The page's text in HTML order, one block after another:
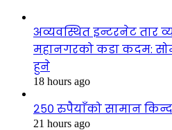
अव्यवस्थित इन्टरनेट तार
महानगरको कडा कदम:
हुने
18 hours ago
२५० रुपैयाँको सामान
21 hours ago